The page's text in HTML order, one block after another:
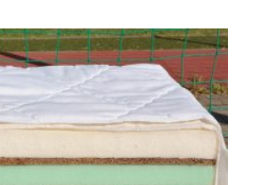
-
164
000 Ft